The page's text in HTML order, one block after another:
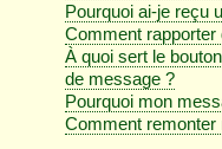
Pourquoi ai-je reçu
Comment
À quoi sert le
de message ?
Pourquoi mon
Comment remonter